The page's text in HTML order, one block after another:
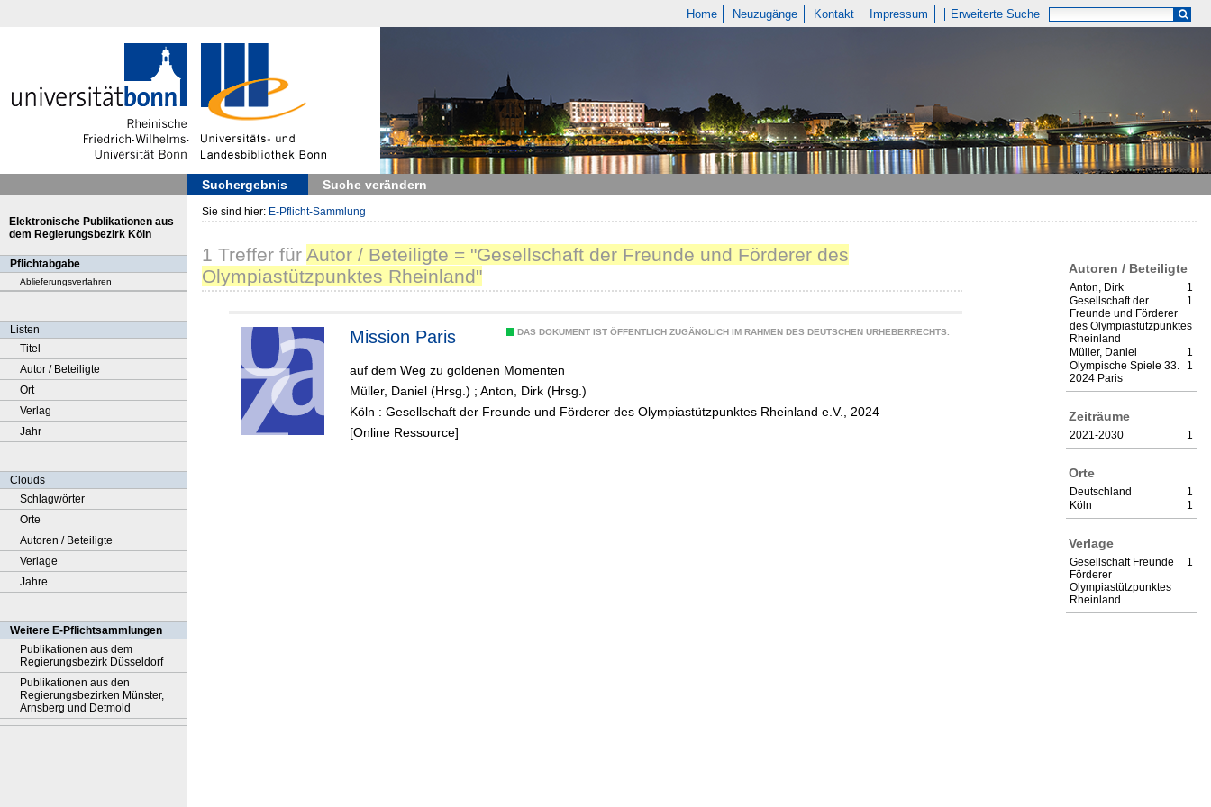
Home Neuzugänge Kontakt Impressum Erweiterte Suche
Suchergebnis Suche verändern
Elektronische Publikationen aus
dem Regierungsbezirk Köln
Pflichtabgabe
Ablieferungsverfahren
Listen
Titel
Autor / Beteiligte
Ort
Verlag
Jahr
Clouds
Schlagwörter
Orte
Autoren / Beteiligte
Verlage
Jahre
Weitere E-Pflichtsammlungen
Publikationen aus dem
Regierungsbezirk Düsseldorf
Publikationen aus den
Regierungsbezirken Münster,
Arnsberg und Detmold
Sie sind hier: E-Pflicht-Sammlung
Autoren / Beteiligte
1
Anton, Dirk
1
Gesellschaft der
Freunde und Förderer
des Olympiastützpunktes
Rheinland
1
Müller, Daniel
1
Olympische Spiele 33.
2024 Paris
Zeiträume
1
2021-2030
Orte
1
Deutschland
1
Köln
Verlage
1
Gesellschaft Freunde
Förderer
Olympiastützpunktes
Rheinland
1 Treffer für Autor / Beteiligte = "Gesellschaft der Freunde und Förderer des
Olympiastützpunktes Rheinland"
DAS DOKUMENT IST ÖFFENTLICH ZUGÄNGLICH IM RAHMEN DES DEUTSCHEN URHEBERRECHTS.
Mission Paris
auf dem Weg zu goldenen Momenten
Müller, Daniel (Hrsg.) ; Anton, Dirk (Hrsg.)
Köln : Gesellschaft der Freunde und Förderer des Olympiastützpunktes Rheinland e.V., 2024
[Online Ressource]